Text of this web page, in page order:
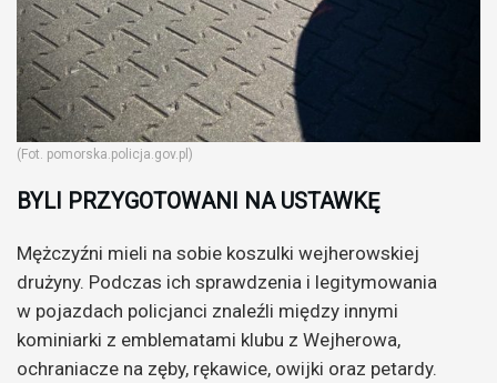
(Fot. pomorska.policja.gov.pl)
BYLI PRZYGOTOWANI NA USTAWKĘ
Mężczyźni mieli na sobie koszulki wejherowskiej
drużyny. Podczas ich sprawdzenia i legitymowania
w pojazdach policjanci znaleźli między innymi
kominiarki z emblematami klubu z Wejherowa,
ochraniacze na zęby, rękawice, owijki oraz petardy.